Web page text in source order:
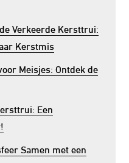
Verkeerde Kersttrui:
Kerstmis
Meisjes: Ontdek de
Een
Samen met een